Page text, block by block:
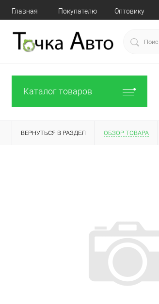
Главная Покупателю Оптовику
Каталог товаров
ВЕРНУТЬСЯ В РАЗДЕЛ ОБЗОР ТОВАРА